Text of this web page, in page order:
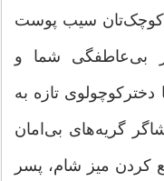
سیب پوست
بی‌عاطفگی شما و
دخترکوچولوی تازه به
گریه‌های بی‌امان
کردن میز شام، پسر